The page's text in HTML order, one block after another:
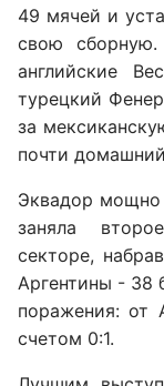
49 мячей и
свою
английские
турецкий
за
почти
Эквадор мощно
заняла
секторе,
Аргентины - 38
поражения: от
счетом 0:1.